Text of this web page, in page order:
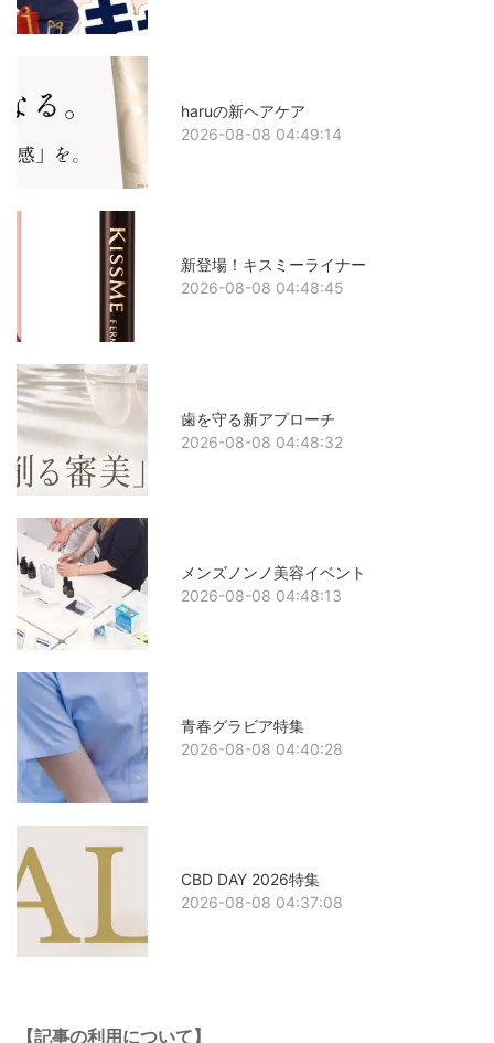
haruの新ヘアケア
2026-08-08 04:49:14
新登場！キスミーライナー
2026-08-08 04:48:45
歯を守る新アプローチ
2026-08-08 04:48:32
メンズノンノ美容イベント
2026-08-08 04:48:13
青春グラビア特集
2026-08-08 04:40:28
CBD DAY 2026特集
2026-08-08 04:37:08
【記事の利用について】